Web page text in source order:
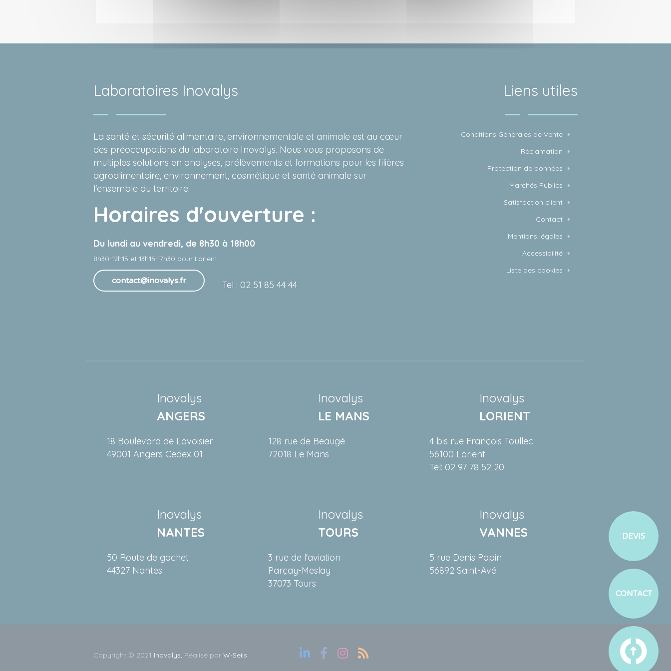
Laboratoires Inovalys
La santé et sécurité alimentaire, environnementale et animale est au cœur
des préoccupations du laboratoire Inovalys. Nous vous proposons de
multiples solutions en analyses, prélèvements et formations pour les filières
agroalimentaire, environnement, cosmétique et santé animale sur
l'ensemble du territoire.
Horaires d'ouverture :
Du lundi au vendredi, de 8h30 à 18h00
8h30-12h15 et 13h15-17h30 pour Lorient
contact@inovalys.fr Tel : 02 51 85 44 44
Liens utiles
Conditions Générales de Vente
Réclamation
Protection de données
Marchés Publics
Satisfaction client
Contact
Mentions légales
Accessibilité
Liste des cookies
Inovalys
ANGERS
18 Boulevard de Lavoisier
49001 Angers Cedex 01
Inovalys
LE MANS
128 rue de Beaugé
72018 Le Mans
Inovalys
LORIENT
4 bis rue François Toullec
56100 Lorient
Tel: 02 97 78 52 20
Inovalys
NANTES
50 Route de gachet
44327 Nantes
Inovalys
TOURS
3 rue de l'aviation
Parçay-Meslay
37073 Tours
Inovalys
VANNES
5 rue Denis Papin
56892 Saint-Avé
Copyright © 2021 Inovalys, Réalisé par W-Seils
DEVIS
CONTACT